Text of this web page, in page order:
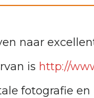
naar
is http://
fotografie